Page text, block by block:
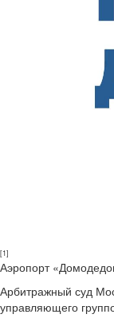
[1]
Аэропорт
Арбитражный суд
управляющего